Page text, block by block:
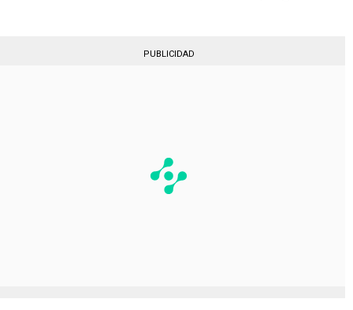
PUBLICIDAD